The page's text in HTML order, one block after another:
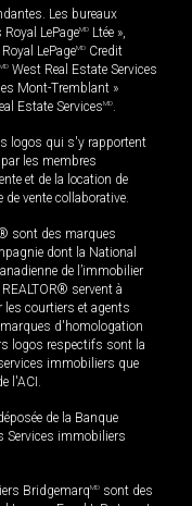
Les bureaux
LePageMD Ltée »,
Royal LePageMD Credit
MD West Real Estate Services
Mont-Tremblant »
Estate ServicesMD.
logos qui s'y rapportent
les membres
et de la location de
vente collaborative.
sont des marques
dont la National
de l’immobilier
servent à
courtiers et agents
d'homologation
logos respectifs sont la
immobiliers que
l'ACI.
de la Banque
Services immobiliers
BridgemarqMD sont des